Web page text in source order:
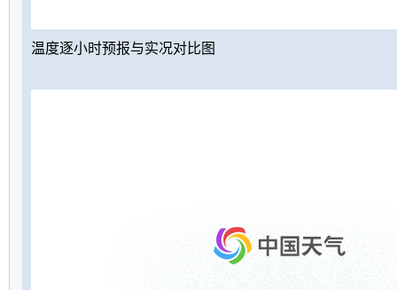
温度逐小时预报与实况对比图